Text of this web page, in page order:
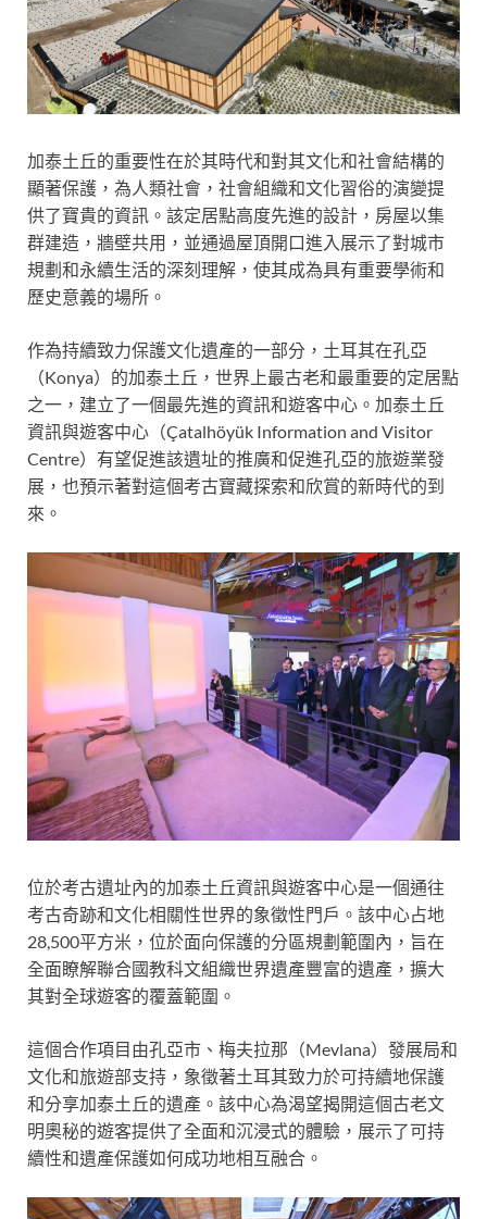
加泰土丘的重要性在於其時代和對其文化和社會結構的
顯著保護，為人類社會，社會組織和文化習俗的演變提
供了寶貴的資訊。該定居點高度先進的設計，房屋以集
群建造，牆壁共用，並通過屋頂開口進入展示了對城市
規劃和永續生活的深刻理解，使其成為具有重要學術和
歷史意義的場所。
作為持續致力保護文化遺產的一部分，土耳其在孔亞
（Konya）的加泰土丘，世界上最古老和最重要的定居點
之一，建立了一個最先進的資訊和遊客中心。加泰土丘
資訊與遊客中心（Çatalhöyük Information and Visitor
Centre）有望促進該遺址的推廣和促進孔亞的旅遊業發
展，也預示著對這個考古寶藏探索和欣賞的新時代的到
來。
位於考古遺址內的加泰土丘資訊與遊客中心是一個通往
考古奇跡和文化相關性世界的象徵性門戶。該中心占地
28,500平方米，位於面向保護的分區規劃範圍內，旨在
全面瞭解聯合國教科文組織世界遺產豐富的遺產，擴大
其對全球遊客的覆蓋範圍。
這個合作項目由孔亞市、梅夫拉那（Mevlana）發展局和
文化和旅遊部支持，象徵著土耳其致力於可持續地保護
和分享加泰土丘的遺產。該中心為渴望揭開這個古老文
明奧秘的遊客提供了全面和沉浸式的體驗，展示了可持
續性和遺產保護如何成功地相互融合。